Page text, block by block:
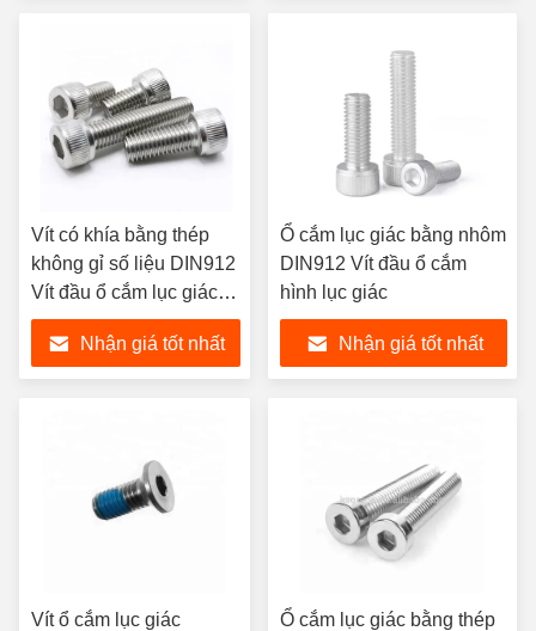
Vít có khía bằng thép
không gỉ số liệu DIN912
Vít đầu ổ cắm lục giác
có khía
Nhận giá tốt nhất
Ổ cắm lục giác bằng nhôm
DIN912 Vít đầu ổ cắm
hình lục giác
Nhận giá tốt nhất
Vít ổ cắm lục giác
Ổ cắm lục giác bằng thép